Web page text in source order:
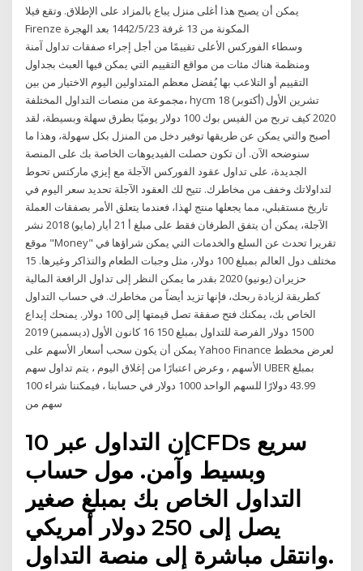
يمكن أن يصبح هذا أغلى منزل يباع بالمزاد على الإطلاق. وتقع فيلا
Firenze المكونة من 13 غرفة 23‏‏/5‏‏/1442 بعد الهجرة
وسطاء الفوركس الأعلى تقييمًا من أجل إجراء صفقات تداول آمنة
ومنظمة هناك مئات من مواقع التقييم التي يمكن فيها العبث بجداول
التقييم أو التلاعب بها يُفضل معظم المتداولين اليوم الاختيار من بين
مجموعة من منصات التداول المختلفة، hycm 18 تشرين الأول (أكتوبر)
2020 كيف تربح من الفيس بوك 100 دولار يوميًا بطرق سهلة وبسيطة، لقد
أصبح والتي يمكن عن طريقها توفير دخل من المنزل بكل سهولة، وهذا ما
سنوضحه الآن. أن تكون حصلت الفيديوهات الخاصة بك على المنصة
الجديدة، على تداول عقود الفوركس الآجلة مع إيزي ماركتس تحوط
لتداولاتك وخفف من مخاطرك. تتيح لك العقود الآجلة تحديد سعر اليوم في
تاريخ مستقبلي، مما يجعلها منتج لهذا، فعندما يتعلق الأمر بصفقات العملة
الآجلة، يمكن أن يتفق الطرفان فقط على مبلغ أ 21 أيار (مايو) 2018 نشر
موقع "Money" تقريرا تحدث عن السلع والخدمات التي يمكن شراؤها في
مختلف دول العالم بمبلغ 100 دولار، مثل وجبات الطعام والتذاكر وغيرها. 15
حزيران (يونيو) 2020 بقدر ما يمكن النظر إلى تداول الرافعة المالية
كطريقة لزيادة ربحك، فإنها تزيد أيضاً من مخاطرك. في حساب التداول
الخاص بك، يمكنك فتح صفقة تصل قيمتها إلى 100 دولار. يمنحك إيداع
1500 دولار الفرصة للتداول بمبلغ 150 16 كانون الأول (ديسمبر) 2019
يمكن أن يكون سحب أسعار الأسهم على Yahoo Finance لعرض مخطط
الأسهم ، وعرض اعتبارًا من إغلاق اليوم ، يتم تداول سهم UBER بمبلغ
43.99 دولارًا للسهم الواحد 1000 دولار في حسابنا ، فيمكننا شراء 100
سهم من
إن التداول عبر 10CFDs سريع
وبسيط وآمن. مول حساب
التداول الخاص بك بمبلغ صغير
يصل إلى 250 دولار أمريكي
وانتقل مباشرة إلى منصة التداول.